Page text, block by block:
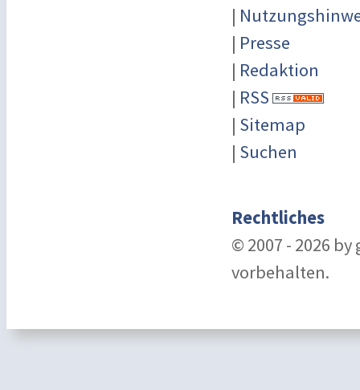
|
| Presse
| Redaktion
| RSS
| Sitemap
| Suchen
Rechtliches
© 2007 - 2026
vorbehalten.